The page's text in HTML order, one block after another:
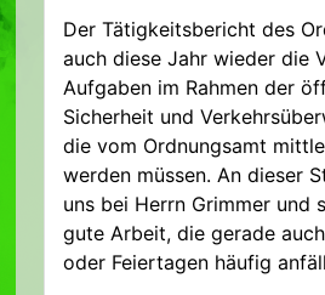
Der Tätigkeitsbericht des
auch diese Jahr wieder die
Aufgaben im Rahmen der
Sicherheit und
die vom Ordnungsamt
werden müssen. An dieser
uns bei Herrn Grimmer und
gute Arbeit, die gerade
oder Feiertagen häufig